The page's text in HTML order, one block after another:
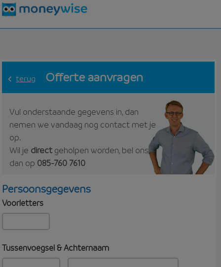
terug Offerte aanvragen
Vul onderstaande gegevens in, dan
nemen we vandaag nog contact met je
op.
Wil je directgeholpen worden, bel ons
dan op 085-760 7610
Persoonsgegevens
Voorletters
Tussenvoegsel & Achternaam